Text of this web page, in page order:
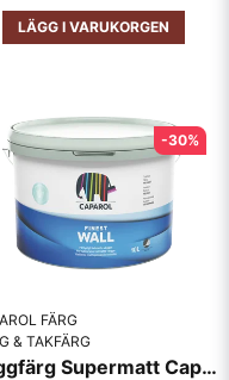
LÄGG I VARUKORGEN
FÄRG
& TAKFÄRG
Väggfärg Supermatt Caparol Finest Wall
-30%
vatten